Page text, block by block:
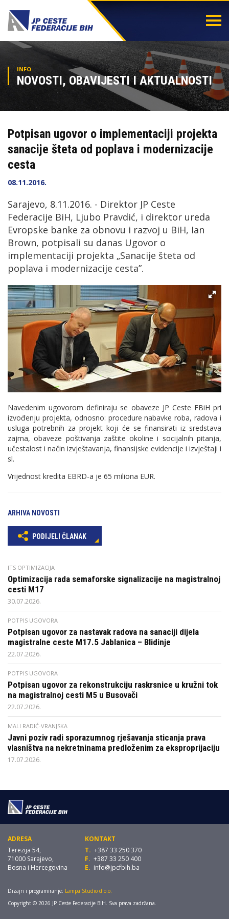
INFO
NOVOSTI, OBAVIJESTI I AKTUALNOSTI
Potpisan ugovor o implementaciji projekta
sanacije šteta od poplava i modernizacije
cesta
08.11.2016.
Sarajevo, 8.11.2016. - Direktor JP Ceste
Federacije BiH, Ljubo Pravdić, i direktor ureda
Evropske banke za obnovu i razvoj u BiH, Ian
Brown, potpisali su danas Ugovor o
implementaciji projekta „Sanacije šteta od
poplava i modernizacije cesta”.
Navedenim ugovorom definiraju se obaveze JP Ceste FBiH pri
izvođenju projekta, odnosno: procedure nabavke roba, radova i
usluga potrebnih za projekt koji će se finansirati iz sredstava
zajma, obaveze poštivanja zaštite okoline i socijalnih pitanja,
učestalost i način izvještavanja, finansijske evidencije i izvještaji i
sl.
Vrijednost kredita EBRD-a je 65 miliona EUR.
ARHIVA NOVOSTI
PODIJELI ČLANAK
ITS OPTIMIZACIJA
Optimizacija rada semaforske signalizacije na magistralnoj
cesti M17
30.07.2026.
POTPIS UGOVORA
Potpisan ugovor za nastavak radova na sanaciji dijela
magistralne ceste M17.5 Jablanica – Blidinje
22.07.2026.
POTPIS UGOVORA
Potpisan ugovor za rekonstrukciju raskrsnice u kružni tok
na magistralnoj cesti M5 u Busovači
22.07.2026.
MALI RADIĆ-VRANJSKA
Javni poziv radi sporazumnog rješavanja sticanja prava
vlasništva na nekretninama predloženim za eksproprijaciju
17.07.2026.
ADRESA
Terezija 54,
71000 Sarajevo,
Bosna i Hercegovina
KONTAKT
T. +387 33 250 370
F. +387 33 250 400
E. info@jpcfbih.ba
Dizajn i programiranje: Lampa Studio d.o.o.
Copyright © 2026 JP Ceste Federacije BiH. Sva prava zadržana.